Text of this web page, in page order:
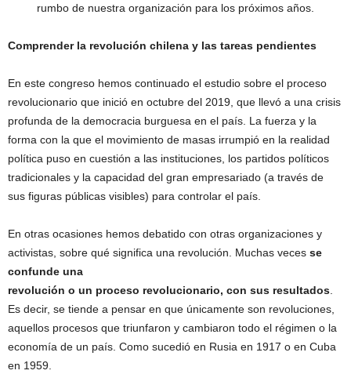
rumbo de nuestra organización para los próximos años.
Comprender la revolución chilena y las tareas pendientes
En este congreso hemos continuado el estudio sobre el proceso
revolucionario que inició en octubre del 2019, que llevó a una crisis
profunda de la democracia burguesa en el país. La fuerza y la
forma con la que el movimiento de masas irrumpió en la realidad
política puso en cuestión a las instituciones, los partidos políticos
tradicionales y la capacidad del gran empresariado (a través de
sus figuras públicas visibles) para controlar el país.
En otras ocasiones hemos debatido con otras organizaciones y
activistas, sobre qué significa una revolución. Muchas veces se
confunde una
revolución o un proceso revolucionario, con sus resultados
Es decir, se tiende a pensar en que únicamente son revoluciones,
aquellos procesos que triunfaron y cambiaron todo el régimen o la
economía de un país. Como sucedió en Rusia en 1917 o en Cuba
en 1959.